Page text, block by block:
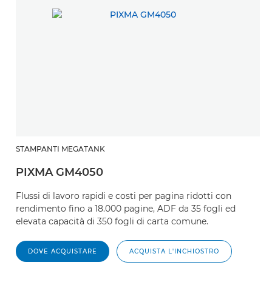
STAMPANTI MEGATANK
PIXMA GM4050
Flussi di lavoro rapidi e costi per pagina ridotti con
rendimento fino a 18.000 pagine, ADF da 35 fogli ed
elevata capacità di 350 fogli di carta comune.
DOVE ACQUISTARE ACQUISTA L'INCHIOSTRO